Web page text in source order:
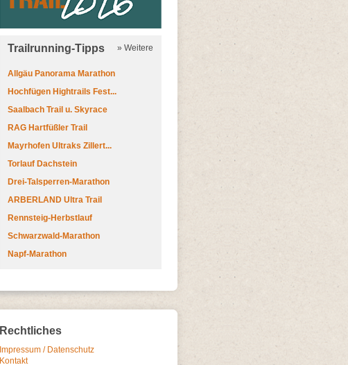
Trailrunning-Tipps » Weitere
Allgäu Panorama Marathon
Hochfügen Hightrails Fest...
Saalbach Trail u. Skyrace
RAG Hartfüßler Trail
Mayrhofen Ultraks Zillert...
Torlauf Dachstein
Drei-Talsperren-Marathon
ARBERLAND Ultra Trail
Rennsteig-Herbstlauf
Schwarzwald-Marathon
Napf-Marathon
Rechtliches
Impressum / Datenschutz
Kontakt